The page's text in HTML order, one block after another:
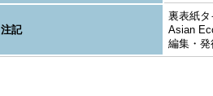
注記
裏表紙
Asian
編集・